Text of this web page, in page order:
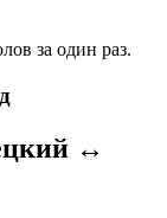
за один раз.
↔